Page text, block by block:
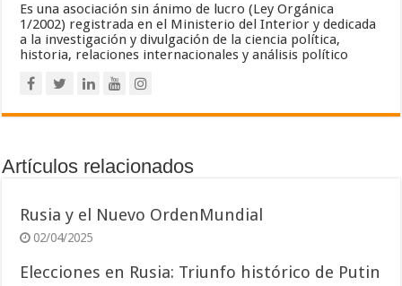
Es una asociación sin ánimo de lucro (Ley Orgánica
1/2002) registrada en el Ministerio del Interior y dedicada
a la investigación y divulgación de la ciencia política,
historia, relaciones internacionales y análisis político
Artículos relacionados
Rusia y el Nuevo OrdenMundial
02/04/2025
Elecciones en Rusia: Triunfo histórico de Putin